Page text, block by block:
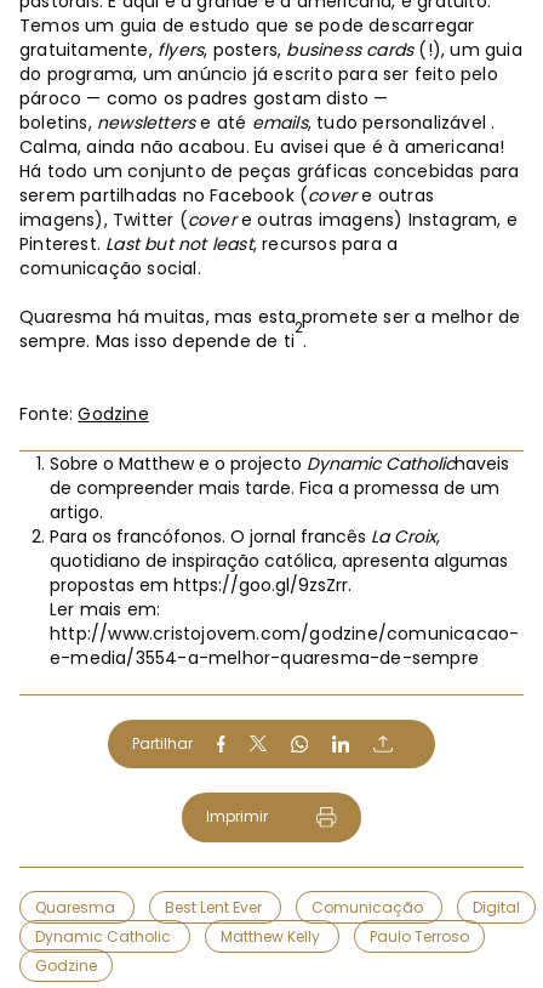
Temos um guia de estudo que se pode descarregar
gratuitamente, flyers, posters, business cards(!), um guia
do programa, um anúncio já escrito para ser feito pelo
pároco — como os padres gostam disto —
boletins, newsletterse até emails, tudo personalizável .
Calma, ainda não acabou. Eu avisei que é à americana!
Há todo um conjunto de peças gráficas concebidas para
serem partilhadas no Facebook (covere outras
imagens), Twitter (covere outras imagens) Instagram, e
Pinterest. Last but not least, recursos para a
comunicação social.
Quaresma há muitas, mas esta promete ser a melhor de
sempre. Mas isso depende de ti
2
.
Fonte:Godzine
Sobre o Matthew e o projecto Dynamic Catholichaveis
de compreender mais tarde. Fica a promessa de um
artigo.
Para os francófonos. O jornal francês La Croix,
quotidiano de inspiração católica, apresenta algumas
propostas em https://goo.gl/9zsZrr.
Ler mais em:
http://www.cristojovem.com/godzine/comunicacao-
e-media/3554-a-melhor-quaresma-de-sempre
Partilhar
Imprimir
Quaresma Best Lent Ever Comunicação
Digital
Dynamic Catholic
Matthew Kelly
Paulo Terroso
Godzine